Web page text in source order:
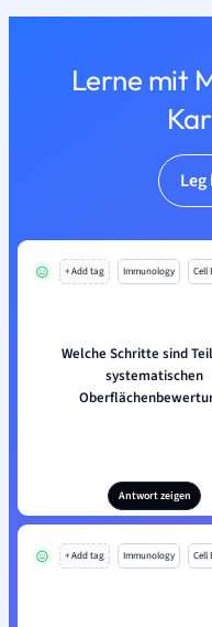
Lerne mit
+ Add tag Immunology Cell
Welche Schritte sind
systematischen
Antwort zeigen
+ Add tag Immunology Cell